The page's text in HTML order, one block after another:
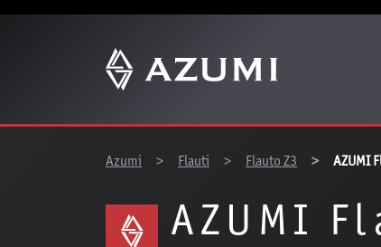
Azumi
Flauti Flauto Z3 AZUMI
AZUMI